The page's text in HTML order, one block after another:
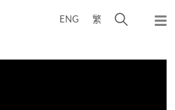
ENG 繁
弹